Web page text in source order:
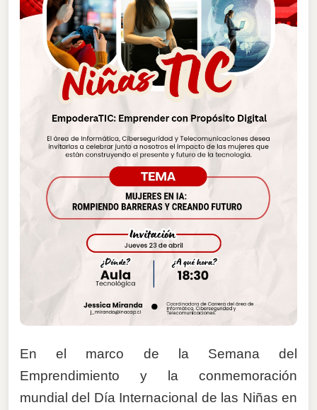
En el marco de la Semana del
Emprendimiento y la conmemoración
mundial del Día Internacional de las Niñas en